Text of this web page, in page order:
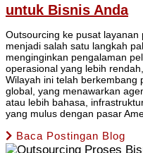
untuk Bisnis Anda
Outsourcing ke pusat layanan
menjadi salah satu langkah
menginginkan pengalaman
operasional yang lebih
Wilayah ini telah berkembang
global, yang menawarkan
atau lebih bahasa,
yang mulus dengan pasar
Baca Postingan Blog